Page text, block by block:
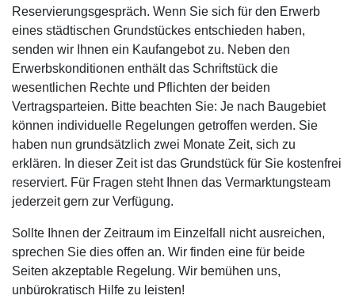
Reservierungsgespräch. Wenn Sie sich für den Erwerb
eines städtischen Grundstückes entschieden haben,
senden wir Ihnen ein Kaufangebot zu. Neben den
Erwerbskonditionen enthält das Schriftstück die
wesentlichen Rechte und Pflichten der beiden
Vertragsparteien. Bitte beachten Sie: Je nach Baugebiet
können individuelle Regelungen getroffen werden. Sie
haben nun grundsätzlich zwei Monate Zeit, sich zu
erklären. In dieser Zeit ist das Grundstück für Sie kostenfrei
reserviert. Für Fragen steht Ihnen das Vermarktungsteam
jederzeit gern zur Verfügung.
Sollte Ihnen der Zeitraum im Einzelfall nicht ausreichen,
sprechen Sie dies offen an. Wir finden eine für beide
Seiten akzeptable Regelung. Wir bemühen uns,
unbürokratisch Hilfe zu leisten!